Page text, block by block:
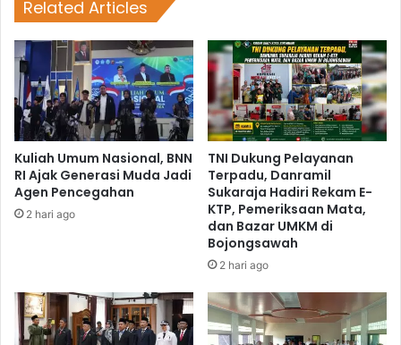
Related Articles
Kuliah Umum Nasional, BNN
RI Ajak Generasi Muda Jadi
Agen Pencegahan
2 hari ago
TNI Dukung Pelayanan
Terpadu, Danramil
Sukaraja Hadiri Rekam E-
KTP, Pemeriksaan Mata,
dan Bazar UMKM di
Bojongsawah
2 hari ago